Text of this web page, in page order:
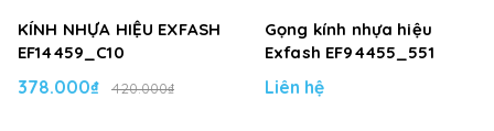
KÍNH NHỰA HIỆU EXFASH
EF14459_C10
378.000₫ 420.000₫
Gọng kính nhựa hiệu
Exfash EF94455_551
Liên hệ